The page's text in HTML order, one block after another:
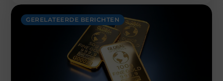
GERELATEERDE BERICHTEN